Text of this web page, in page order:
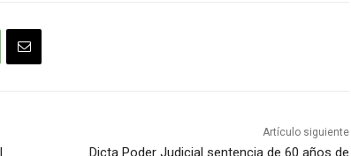
Artículo siguiente
Dicta Poder Judicial sentencia de 60 años de